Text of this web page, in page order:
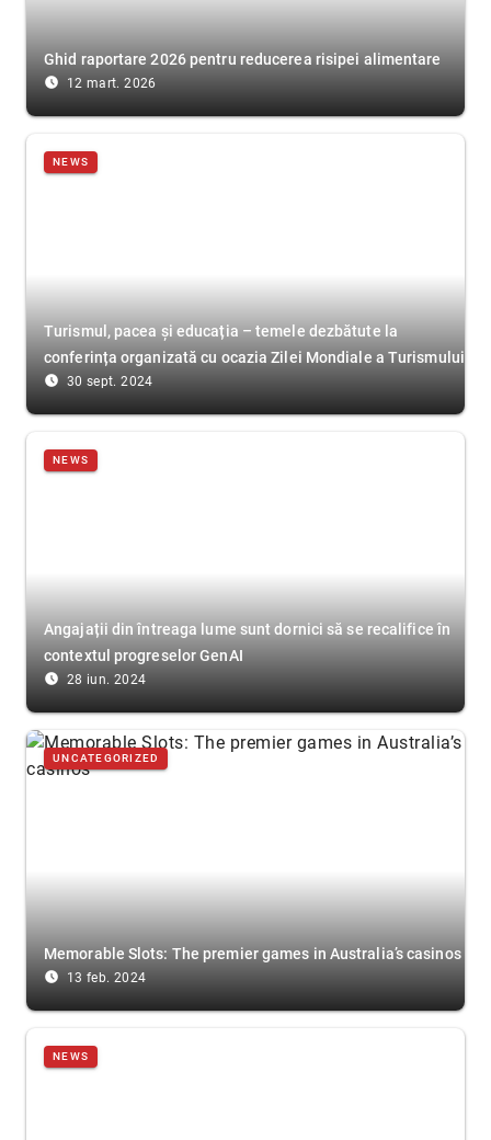
Ghid raportare 2026 pentru reducerea risipei alimentare
access_time_filled 12 mart. 2026
NEWS
Turismul, pacea și educația – temele dezbătute la
conferința organizată cu ocazia Zilei Mondiale a Turismului
access_time_filled 30 sept. 2024
NEWS
Angajații din întreaga lume sunt dornici să se recalifice în
contextul progreselor GenAI
access_time_filled 28 iun. 2024
UNCATEGORIZED
Memorable Slots: The premier games in Australia’s casinos
access_time_filled 13 feb. 2024
NEWS